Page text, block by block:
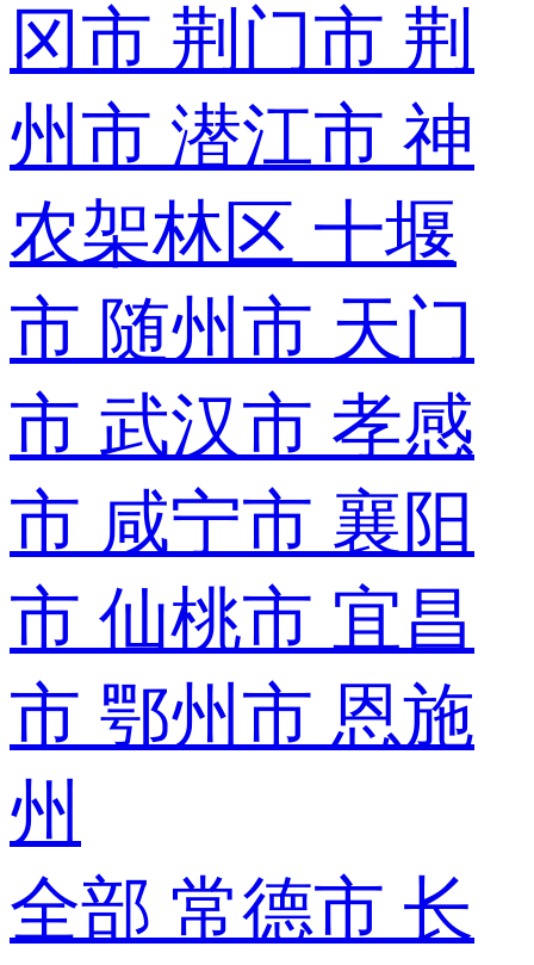
冈市 荆门市 荆
州市 潜江市 神
农架林区 十堰
市 随州市 天门
市 武汉市 孝感
市 咸宁市 襄阳
市 仙桃市 宜昌
市 鄂州市 恩施
州
全部 常德市 长